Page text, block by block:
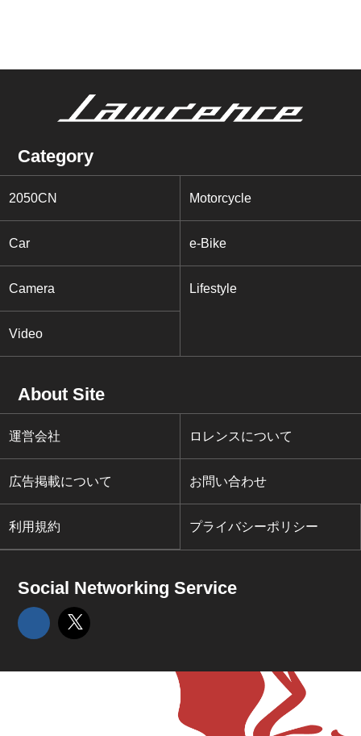
Category
2050CN Motorcycle
Car e-Bike
Camera Lifestyle
Video
About Site
運営会社 ロレンスについて
広告掲載について お問い合わせ
利用規約 プライバシーポリシー
Social Networking Service